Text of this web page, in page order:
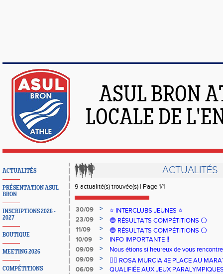
ASUL BRON
LOCALE DE
ACTUALITÉS
PRÉSENTATION ASUL
BRON
INSCRIPTIONS 2026 -
2027
BOUTIQUE
MEETING 2026
COMPÉTITIONS
ACTUALITÉS
9 actualité(s) trouvée(s) | Page 1/1
30/09 >
⭐️ INTERCLUBS JEUNES ⭐️
23/09
>
🔵 RÉSULTATS COMPÉTITIONS ⚪️
11/09
>
🔵 RÉSULTATS COMPÉTITIONS ⚪️
10/09
>
INFO IMPORTANTE ‼️
09/09
>
Nous étions si heureux de vous
09/09
>
🏃‍♀️ ROSA MURCIA 4E PLACE AU
06/09
>
QUALIFIÉE AUX JEUX